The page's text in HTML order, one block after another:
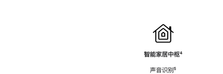
智能家居中枢脚
⁴
声音识别脚
⁵